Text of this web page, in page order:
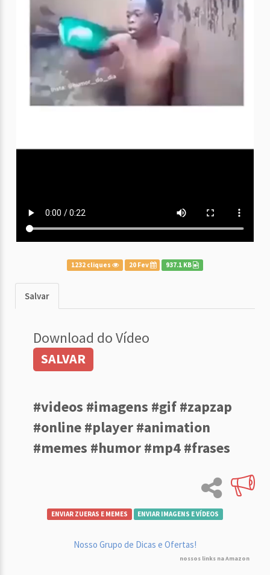
1232 cliques 20 Fev 937.1 KB
Salvar
Download do Vídeo
SALVAR
#videos #imagens #gif #zapzap
#online #player #animation
#memes #humor #mp4 #frases
ENVIAR ZUERAS E MEMES ENVIAR IMAGENS E VÍDEOS
Nosso Grupo de Dicas e Ofertas!
nossos links na Amazon